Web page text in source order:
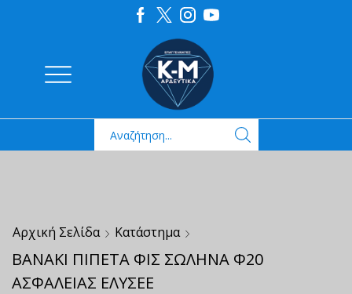
Αρχική Σελίδα Κατάστημα
ΒΑΝΑΚΙ ΠΙΠΕΤΑ ΦΙΣ ΣΩΛΗΝΑ Φ20
ΑΣΦΑΛΕΙΑΣ ΕΛΥΣΕΕ